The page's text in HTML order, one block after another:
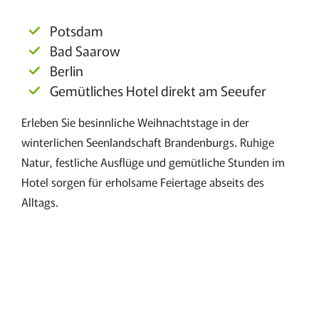
Potsdam
Bad Saarow
Berlin
Gemütliches Hotel direkt am Seeufer
Erleben Sie besinnliche Weihnachtstage in der
winterlichen Seenlandschaft Brandenburgs. Ruhige
Natur, festliche Ausflüge und gemütliche Stunden im
Hotel sorgen für erholsame Feiertage abseits des
Alltags.